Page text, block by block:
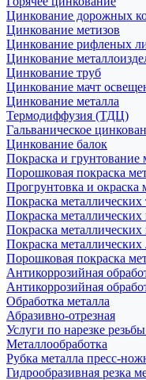
Цинкование дорожных
Цинкование метизов
Цинкование рифленых
Цинкование
Цинкование труб
Цинкование мачт
Цинкование металла
Термодиффузия (ТДЦ)
Гальваническое
Цинкование балок
Покраска и грунтование
Порошковая покраска
Прогрунтовка и окраска
Покраска металлических
Покраска металлических
Покраска
Покраска металлических
Порошковая покраска
Антикоррозийная
Антикоррозийная
Обработка металла
Абразивно-отрезная
Услуги по нарезке
Металлообработка
Рубка металла пресс-
Гидрообразивная резка